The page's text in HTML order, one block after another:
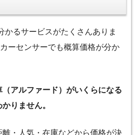
かるサービスがたくさんありま
ーセンサーでも概算価格が分か
アルファード）がいくらになる
りません。
・人気・在庫などから価格が決